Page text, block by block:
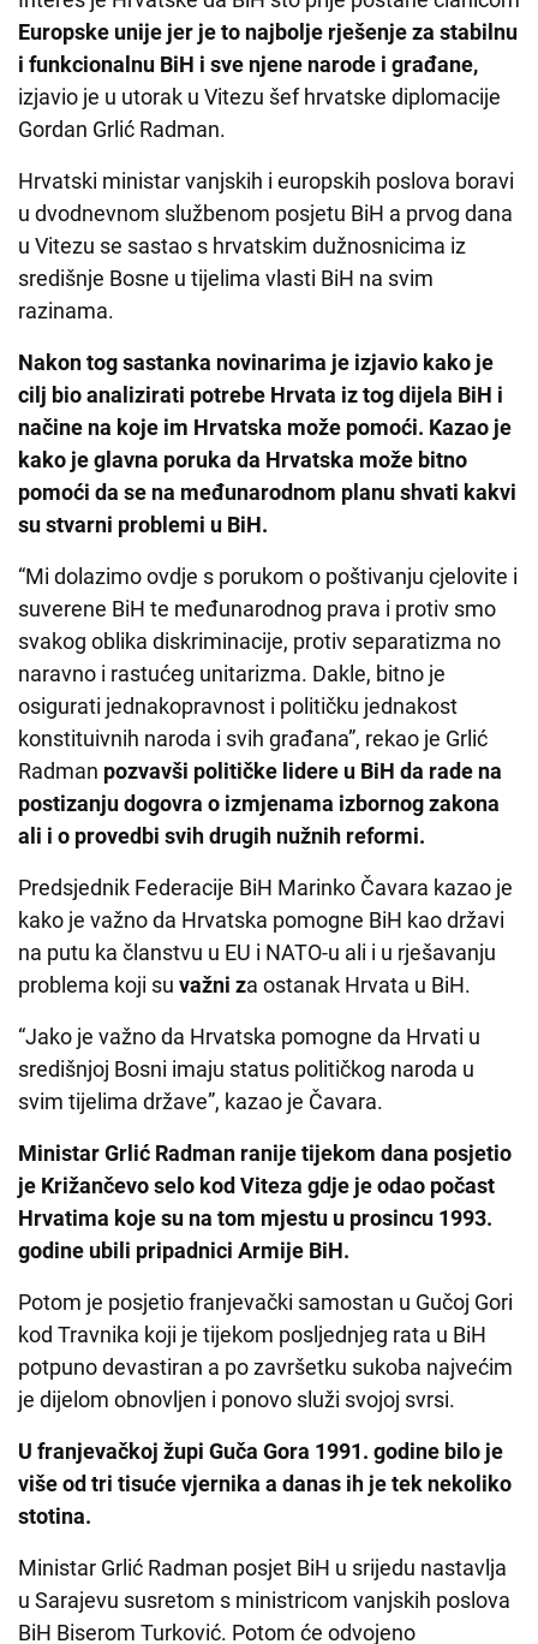
Europske unije jer je to najbolje rješenje za stabilnu
i funkcionalnu BiH i sve njene narode i građane,
izjavio je u utorak u Vitezu šef hrvatske diplomacije
Gordan Grlić Radman.
Hrvatski ministar vanjskih i europskih poslova boravi
u dvodnevnom službenom posjetu BiH a prvog dana
u Vitezu se sastao s hrvatskim dužnosnicima iz
središnje Bosne u tijelima vlasti BiH na svim
razinama.
Nakon tog sastanka novinarima je izjavio kako je
cilj bio analizirati potrebe Hrvata iz tog dijela BiH i
načine na koje im Hrvatska može pomoći. Kazao je
kako je glavna poruka da Hrvatska može bitno
pomoći da se na međunarodnom planu shvati kakvi
su stvarni problemi u BiH.
“Mi dolazimo ovdje s porukom o poštivanju cjelovite i
suverene BiH te međunarodnog prava i protiv smo
svakog oblika diskriminacije, protiv separatizma no
naravno i rastućeg unitarizma. Dakle, bitno je
osigurati jednakopravnost i političku jednakost
konstituivnih naroda i svih građana”, rekao je Grlić
Radman pozvavši političke lidere u BiH da rade na
postizanju dogovra o izmjenama izbornog zakona
ali i o provedbi svih drugih nužnih reformi.
Predsjednik Federacije BiH Marinko Čavara kazao je
kako je važno da Hrvatska pomogne BiH kao državi
na putu ka članstvu u EU i NATO-u ali i u rješavanju
problema koji su važni za ostanak Hrvata u BiH.
“Jako je važno da Hrvatska pomogne da Hrvati u
središnjoj Bosni imaju status političkog naroda u
svim tijelima države”, kazao je Čavara.
Ministar Grlić Radman ranije tijekom dana posjetio
je Križančevo selo kod Viteza gdje je odao počast
Hrvatima koje su na tom mjestu u prosincu 1993.
godine ubili pripadnici Armije BiH.
Potom je posjetio franjevački samostan u Gučoj Gori
kod Travnika koji je tijekom posljednjeg rata u BiH
potpuno devastiran a po završetku sukoba najvećim
je dijelom obnovljen i ponovo služi svojoj svrsi.
U franjevačkoj župi Guča Gora 1991. godine bilo je
više od tri tisuće vjernika a danas ih je tek nekoliko
stotina.
Ministar Grlić Radman posjet BiH u srijedu nastavlja
u Sarajevu susretom s ministricom vanjskih poslova
BiH Biserom Turković. Potom će odvojeno